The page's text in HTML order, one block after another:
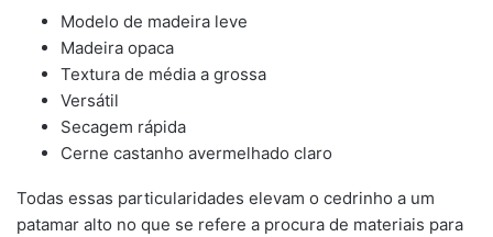
Modelo de madeira leve
Madeira opaca
Textura de média a grossa
Versátil
Secagem rápida
Cerne castanho avermelhado claro
Todas essas particularidades elevam o cedrinho a um
patamar alto no que se refere a procura de materiais para